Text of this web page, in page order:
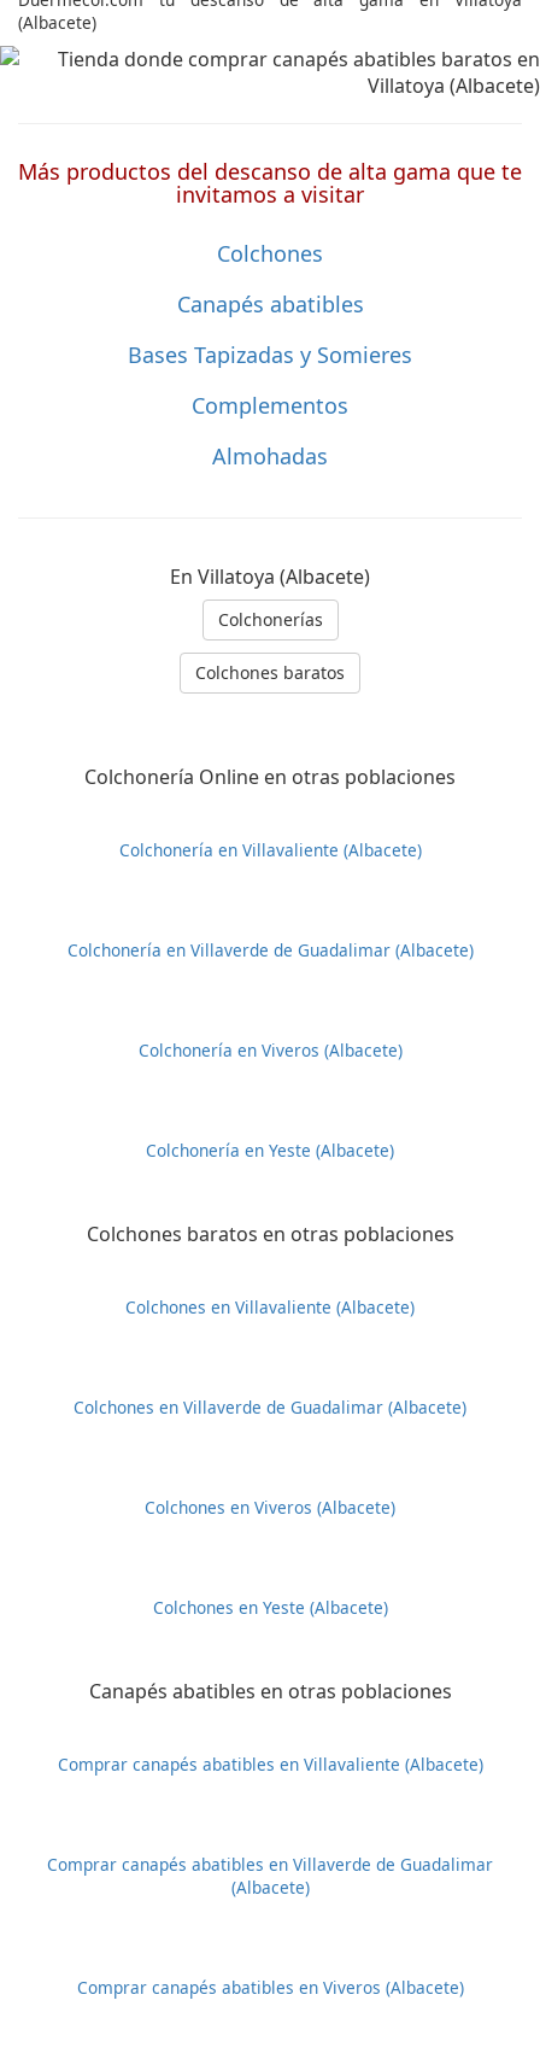
(Albacete)
Más productos del descanso de alta gama que te
invitamos a visitar
Colchones
Canapés abatibles
Bases Tapizadas y Somieres
Complementos
Almohadas
En Villatoya (Albacete)
Colchonerías
Colchones baratos
Colchonería Online en otras poblaciones
Colchonería en Villavaliente (Albacete)
Colchonería en Villaverde de Guadalimar (Albacete)
Colchonería en Viveros (Albacete)
Colchonería en Yeste (Albacete)
Colchones baratos en otras poblaciones
Colchones en Villavaliente (Albacete)
Colchones en Villaverde de Guadalimar (Albacete)
Colchones en Viveros (Albacete)
Colchones en Yeste (Albacete)
Canapés abatibles en otras poblaciones
Comprar canapés abatibles en Villavaliente (Albacete)
Comprar canapés abatibles en Villaverde de Guadalimar
(Albacete)
Comprar canapés abatibles en Viveros (Albacete)